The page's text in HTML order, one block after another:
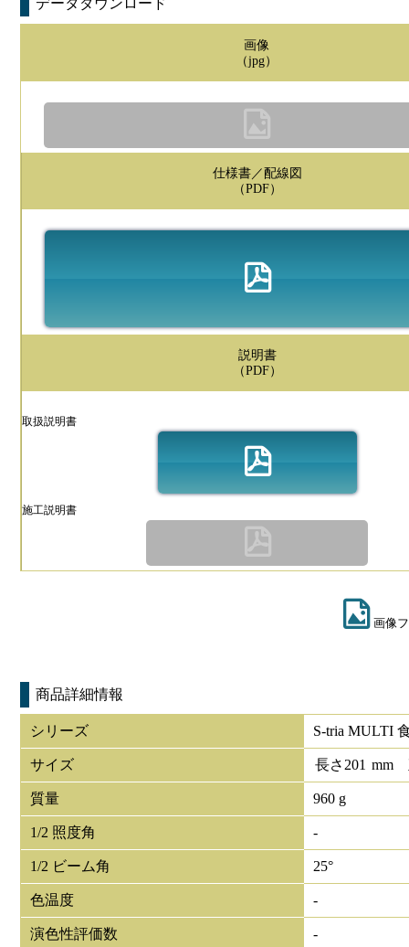
データダウンロード
画像
（jpg）
仕様書／配線図
（PDF）
説明書
（PDF）
取扱説明書
施工説明書
画像
商品詳細情報
シリーズ S-tria MULTI
サイズ 長さ 201 mm
質量 960 g
1/2 照度角 -
1/2 ビーム角 25°
色温度 -
演色性評価数 -